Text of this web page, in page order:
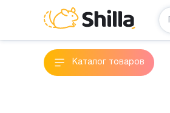
Каталог товаров